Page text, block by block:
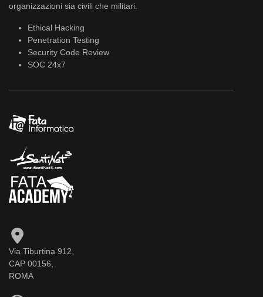
organizzazioni sia civili che militari.
Ethical Hacking
Penetration Testing
Security Code Review
SOC 24x7
Via Tiburtina 912,
CAP 00156,
ROMA